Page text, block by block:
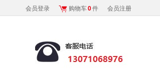
会员登录 购物车0件 会员注册